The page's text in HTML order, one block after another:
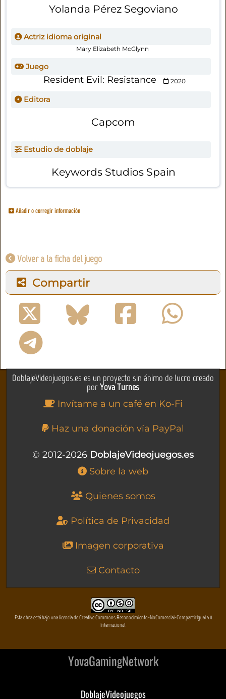
Yolanda Pérez Segoviano
Actriz idioma original
Mary Elizabeth McGlynn
Juego
Resident Evil: Resistance 2020
Editora
Capcom
Estudio de doblaje
Keywords Studios Spain
Añadir o corregir información
Volver a la ficha del juego
Compartir
DoblajeVideojuegos.es es un proyecto sin ánimo de lucro creado
porYova Turnes
Invítame a un café en Ko-Fi
Haz una donación vía PayPal
© 2012-2026 DoblajeVideojuegos.es
Sobre la web
Quienes somos
Política de Privacidad
Imagen corporativa
Contacto
Esta obra está bajo una licencia de Creative Commons Reconocimiento-NoComercial-CompartirIgual 4.0
Internacional
YovaGamingNetwork
DoblajeVideojuegos